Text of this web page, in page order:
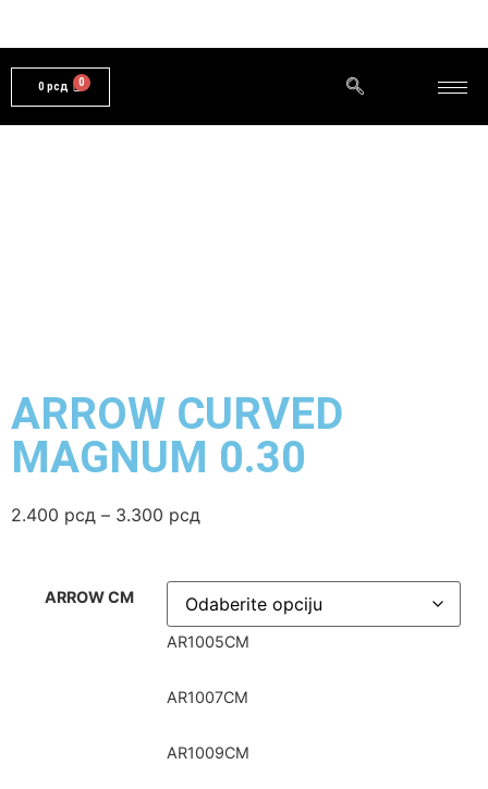
0рсд
ARROW CURVED
MAGNUM 0.30
2.400 рсд – 3.300 рсд
ARROW CM
AR1005CM
AR1007CM
AR1009CM